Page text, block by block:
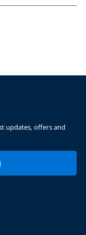
updates, offers and